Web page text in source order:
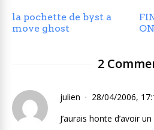
la pochette de byst a
move ghost
2
julien
28/04/2006,
J’aurais honte d’avoir